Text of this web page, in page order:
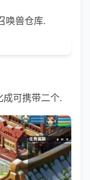
唤兽仓库.
可携带二个.